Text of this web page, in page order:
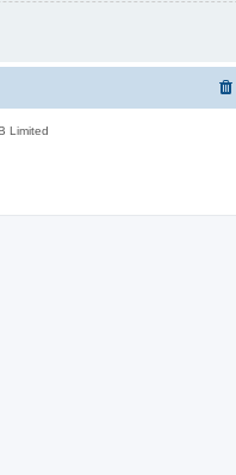
Limited